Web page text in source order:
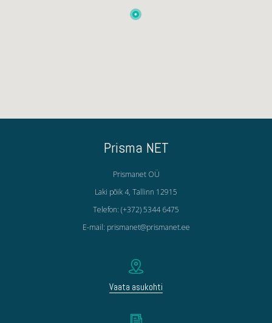
Prisma NET
Prismanet OÜ
Laki põik 4, Tallinn 12915
Telefon: (+372) 5344 6475
E-mail: prismanet@prismanet.ee
Vaata asukohti